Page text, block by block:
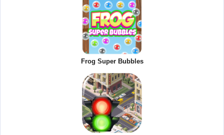
Frog Super Bubbles